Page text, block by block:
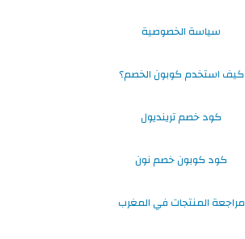
سياسة الخصوصية
كيف استخدم كوبون الخصم؟
كود خصم ترينديول
كود كوبون خصم نون
مراجعة المنتجات في المغرب